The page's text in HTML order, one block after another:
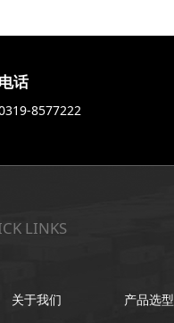
mm
电话
8577222
LINKS
关于我们 产品选型